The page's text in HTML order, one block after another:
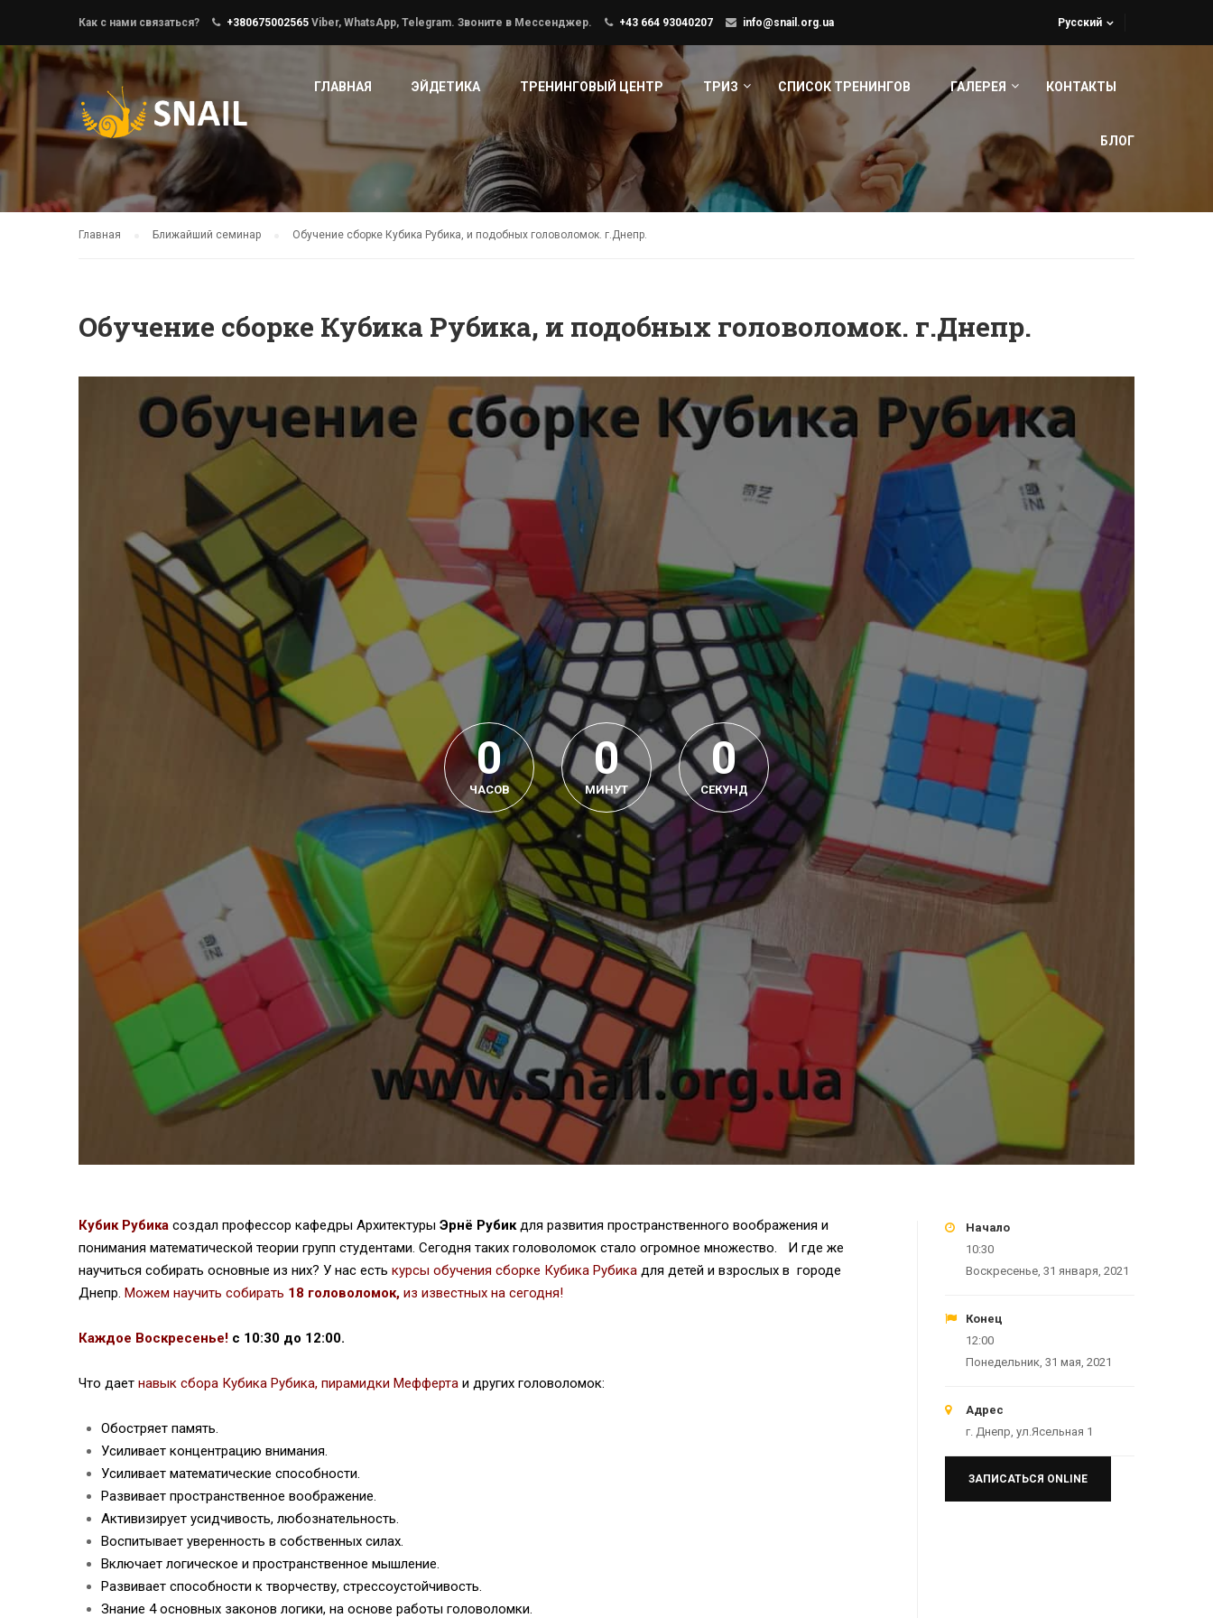
Как с нами связаться? +380675002565 Viber, WhatsApp, Telegram. Звоните в Мессенджер. +43 664 93040207 info@snail.org.ua Русский
ГЛАВНАЯ ЭЙДЕТИКА ТРЕНИНГОВЫЙ ЦЕНТР ТРИЗ СПИСОК ТРЕНИНГОВ ГАЛЕРЕЯ КОНТАКТЫ
БЛОГ
Главная Ближайший семинар Обучение сборке Кубика Рубика, и подобных головоломок. г.Днепр.
Обучение сборке Кубика Рубика, и подобных головоломок. г.Днепр.
0
ЧАСОВ
0
МИНУТ
0
СЕКУНД
Кубик Рубика создал профессор кафедры Архитектуры Эрнё Рубикдля развития пространственного воображения и
понимания математической теории групп студентами. Сегодня таких головоломок стало огромное множество.
И где же
научиться собирать основные из них? У нас есть курсы обучения сборке Кубика Рубика для детей и взрослых в городе
Днепр. Можем научить собирать 18 головоломок, из известных на сегодня!
Каждое Воскресенье! с 10:30 до 12:00.
Что дает навык сбора Кубика Рубика, пирамидки Мефферта и других головоломок:
Обостряет память.
Усиливает концентрацию внимания.
Усиливает математические способности.
Развивает пространственное воображение.
Активизирует усидчивость, любознательность.
Воспитывает уверенность в собственных силах.
Включает логическое и пространственное мышление.
Развивает способности к творчеству, стрессоустойчивость.
Знание 4 основных законов логики, на основе работы головоломки.
Начало
10:30
Воскресенье, 31 января, 2021
Конец
12:00
Понедельник, 31 мая, 2021
Адрес
г. Днепр, ул.Ясельная 1
ЗАПИСАТЬСЯ ONLINE